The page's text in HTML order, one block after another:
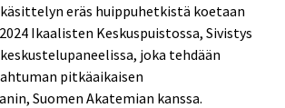
eräs huippuhetkistä koetaan
Ikaalisten Keskuspuistossa, Sivistys
joka tehdään
pitkäaikaisen
Suomen Akatemian kanssa.